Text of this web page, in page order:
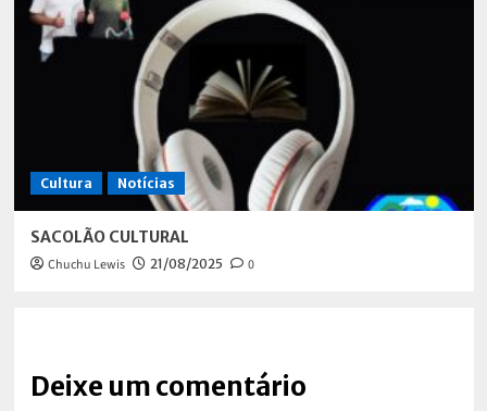
Cultura Notícias
SACOLÃO CULTURAL
Chuchu Lewis 21/08/2025 0
Deixe um comentário